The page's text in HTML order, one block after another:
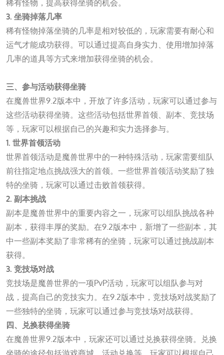
稀有怪物，提高获得坐骑的机会。
3. 坐骑掉落几率
稀有怪物掉落坐骑的几率是相对较低的，玩家需要有耐心和
运气才能成功获得。可以通过提高自身实力、使用增加掉落
几率的道具等方式来增加获得坐骑的机会。
三、参与活动获得坐骑
在魔兽世界9.2版本中，开放了许多活动，玩家可以通过参与
这些活动获得坐骑。这些活动包括世界首领、副本、竞技场
等，玩家可以根据自己的兴趣和实力选择参与。
1. 世界首领活动
世界首领活动是魔兽世界中的一种特殊活动，玩家需要组队
前往指定地点挑战强大的首领。一些世界首领活动奖励了独
特的坐骑，玩家可以通过击败首领获得。
2. 副本挑战
副本是魔兽世界中的重要内容之一，玩家可以组队挑战各种
副本，获得丰厚的奖励。在9.2版本中，新增了一些副本，其
中一些副本奖励了非常稀有的坐骑，玩家可以通过挑战副本
获得。
3. 竞技场对战
竞技场是魔兽世界的一项PvP活动，玩家可以组队参与对
战，提高自己的竞技实力。在9.2版本中，竞技场对战奖励了
一些独特的坐骑，玩家可以通过参与竞技场对战获得。
四、兑换获得坐骑
在魔兽世界9.2版本中，玩家还可以通过兑换获得坐骑。兑换
坐骑的途径包括游戏商城、活动兑换等，玩家可以根据自己